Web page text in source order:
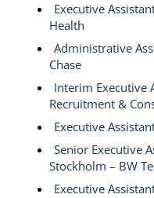
Executive
Health
Administrative
Chase
Interim Executive
Recruitment &
Executive
Senior Executive
Stockholm – BW
Executive